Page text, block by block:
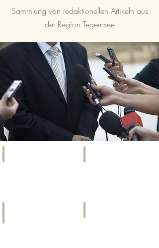
Sammlung von redaktionellen Artikeln aus
der Region Tegernsee